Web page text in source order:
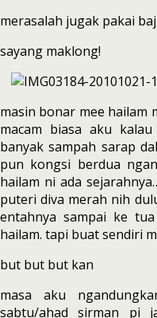
merasalah jugak pakai
sayang maklong!
masin bonar mee hailam
macam biasa aku
banyak sampah sarap
pun kongsi berdua
hailam ni ada
puteri diva merah nih
entahnya sampai ke
hailam. tapi buat sendiri
but but but kan
masa aku
sabtu/ahad sirman pi